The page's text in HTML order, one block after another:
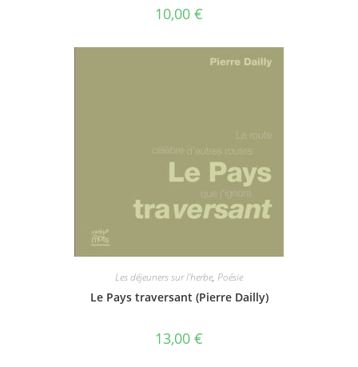
10,00 €
Les déjeuners sur l'herbe, Poésie
Le Pays traversant (Pierre Dailly)
13,00 €